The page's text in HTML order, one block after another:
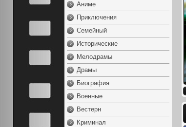
Аниме
Приключения
Семейный
Исторические
Мелодрамы
Драмы
Биография
Военные
Вестерн
Криминал